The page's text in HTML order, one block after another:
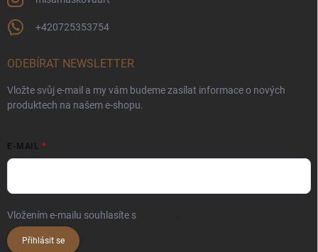
+420725353754
ODEBÍRAT NEWSLETTER
Vložte svůj e-mail a my vám budeme zasílat informace o nových
produktech na našem e-shopu.
E-MAIL
Vložením e-mailu souhlasíte s
Přihlásit se